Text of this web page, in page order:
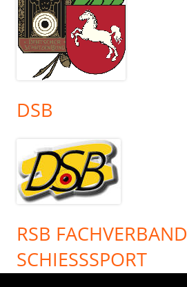
DSB
RSB FACHVERBAND
SCHIESSSPORT